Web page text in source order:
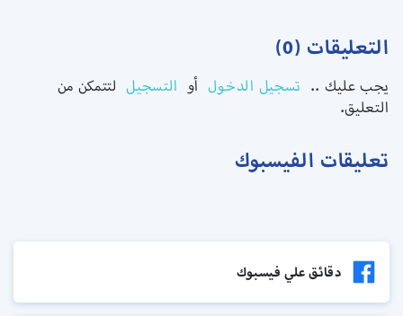
التعليقات (0)
يجب عليك .. تسجيل الدخول أو التسجيل لتتمكن من
التعليق.
تعليقات الفيسبوك
دقائق علي فيسبوك